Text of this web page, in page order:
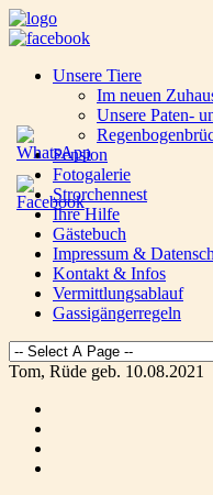
Unsere Tiere
Im neuen
Unsere Paten-
Pension
Fotogalerie
Strorchennest
Ihre Hilfe
Gästebuch
Impressum &
Kontakt & Infos
Vermittlungsablauf
Gassigängerregeln
Tom, Rüde geb. 10.08.2021